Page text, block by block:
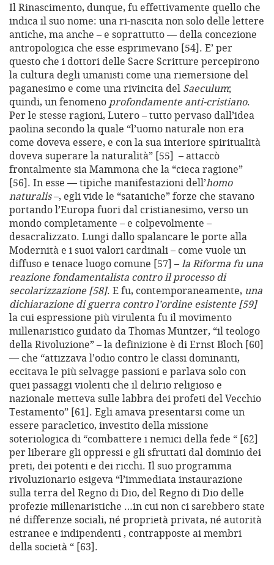
Il Rinascimento, dunque, fu effettivamente quello che
indica il suo nome: una ri-nascita non solo delle lettere
antiche, ma anche – e soprattutto — della concezione
antropologica che esse esprimevano [54]. E’ per
questo che i dottori delle Sacre Scritture percepirono
la cultura degli umanisti come una riemersione del
paganesimo e come una rivincita del Saeculum;
quindi, un fenomeno profondamente anti-cristiano.
Per le stesse ragioni, Lutero – tutto pervaso dall’idea
paolina secondo la quale “l’uomo naturale non era
come doveva essere, e con la sua interiore spiritualità
doveva superare la naturalità” [55] – attaccò
frontalmente sia Mammona che la “cieca ragione”
[56]. In esse — tipiche manifestazioni dell’homo
naturalis–, egli vide le “sataniche” forze che stavano
portando l’Europa fuori dal cristianesimo, verso un
mondo completamente – e colpevolmente –
desacralizzato. Lungi dallo spalancare le porte alla
Modernità e i suoi valori cardinali – come vuole un
diffuso e tenace luogo comune [57] –la Riforma fu una
reazione fondamentalista contro il processo di
secolarizzazione [58]. E fu, contemporaneamente, una
dichiarazione di guerra contro l’ordine esistente [59]
la cui espressione più virulenta fu il movimento
millenaristico guidato da Thomas Müntzer, “il teologo
della Rivoluzione” – la definizione è di Ernst Bloch [60]
— che “attizzava l’odio contro le classi dominanti,
eccitava le più selvagge passioni e parlava solo con
quei passaggi violenti che il delirio religioso e
nazionale metteva sulle labbra dei profeti del Vecchio
Testamento” [61]. Egli amava presentarsi come un
essere paracletico, investito della missione
soteriologica di “combattere i nemici della fede “ [62]
per liberare gli oppressi e gli sfruttati dal dominio dei
preti, dei potenti e dei ricchi. Il suo programma
rivoluzionario esigeva “l’immediata instaurazione
sulla terra del Regno di Dio, del Regno di Dio delle
profezie millenaristiche …in cui non ci sarebbero state
né differenze sociali, né proprietà privata, né autorità
estranee e indipendenti , contrapposte ai membri
della società “ [63].